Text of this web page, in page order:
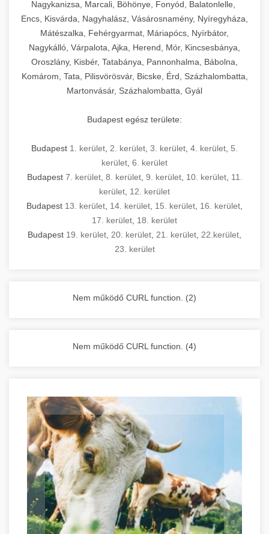
Ipari sütők és gőzpárolók katalógusa -
chef-iparikonyhagepek.hu
berendezések
használatot, miközben megfelel az összes
higiéniai előírásnak.
Ipari hűtőberendezések széles
választéka - chef-iparikonyhagepek.hu
kereskedelmi hűtőegység és hűtőkamra rendszerek
hőmérsékletet és vízminőséget figyelő
rendszerekkel, valamint energiatakarékos
technológiával rendelkeznek. A rozsdamentes
acél konstrukció és a könnyen hozzáférhető
karbantartási pontok biztosítják a hosszú
élettartamot és az egyszerű üzemeltetést.
Ipari mosogatógépek teljes kínálata -
kereskedelmi mosogatógép és tisztítóberendezések
tisztíthatók, szétszerelhetők és karbantarthatók,
megfelelnek az összes élelmiszer-biztonsági
előírásnak. Különböző teljesítményű modellek
állnak rendelkezésre asztali és állványos
kivitelben, az egyedi igények és a
feldolgozandó mennyiségek függvényében.
Biztonságos kezelést biztosító védőburkolatok
számára.
Sajtreszelő gépek szakmai választéka -
chef-iparikonyhagepek.hu
kereskedelmi sajtreszelő és aprítógépek
berendezést magában foglal, amely szükséges
egy modern, hatékonyan működő
kereskedelmi konyha komplett felszereléséhez
és működtetéséhez. Az alapvető
főzőberendezésektől (tűzhelyek, sütők,
grillsütők, frittőzök) kezdve a speciális
feldolgozógépeken (szeletelők, aprítók,
kiegészítő eszközökig mindent egy helyen
megtalál. Szakértő tanácsadóink segítenek a
megfelelő berendezések kiválasztásában, a
konyha optimális elrendezésének
megtervezésében, valamint a telepítés és az
üzembe helyezés koordinálásában. Hosszú távú
garancia, gyors szerviz és folyamatos műszaki
támogatás biztosítja az Ön nyugalmát és
Nagykonyhai berendezések komplett
Nagykanizsa, Marcali, Böhönye, Fonyód, Balatonlelle,
Encs, Kisvárda, Nagyhalász, Vásárosnamény, Nyíregyháza,
Mátészalka, Fehérgyarmat, Máriapócs, Nyírbátor,
Nagykálló, Várpalota, Ajka, Herend, Mór, Kincsesbánya,
Oroszlány, Kisbér, Tatabánya, Pannonhalma, Bábolna,
Komárom, Tata, Pilisvörösvár, Bicske, Érd, Százhalombatta,
Martonvásár, Százhalombatta, Gyál
Budapest egész területe:
Budapest 1. kerület 2. kerület 3. kerület 4. kerület 5.
kerület 6. kerület
Budapest 7. kerület, 8. kerület, 9. kerület, 10. kerület, 11.
kerület 12. kerület
Budapest 13. kerület 14. kerület 15. kerület 16. kerület
17. kerület 18. kerület
Budapest 19. kerület 20. kerület 21. kerület 22.kerület
23. kerület
Nem működő CURL function. (2)
Nem működő CURL function. (4)